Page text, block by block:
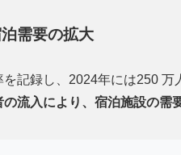
需要の拡大
記録し、2024年には250
流入により、宿泊施設の需